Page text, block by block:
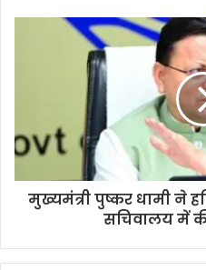
मुख्यमंत्री पुष्कर धामी ने
सचिवालय में